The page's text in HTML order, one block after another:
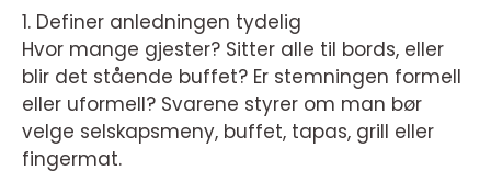
1. Definer anledningen tydelig
Hvor mange gjester? Sitter alle til bords, eller
blir det stående buffet? Er stemningen formell
eller uformell? Svarene styrer om man bør
velge selskapsmeny, buffet, tapas, grill eller
fingermat.